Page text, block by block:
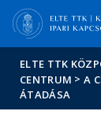
ELTE TTK
CENTRUM > A
ÁTADÁSA